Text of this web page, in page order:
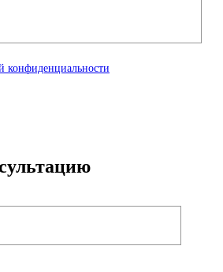
конфиденциальности